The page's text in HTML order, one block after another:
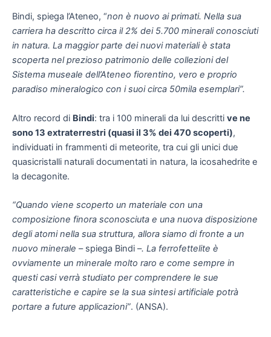
Bindi, spiega l’Ateneo, “non è nuovo ai primati. Nella sua
carriera ha descritto circa il 2% dei 5.700 minerali conosciuti
in natura. La maggior parte dei nuovi materiali è stata
scoperta nel prezioso patrimonio delle collezioni del
Sistema museale dell’Ateneo fiorentino, vero e proprio
paradiso mineralogico con i suoi circa 50mila esemplari”.
Altro record di Bindi: tra i 100 minerali da lui descritti ve ne
sono 13 extraterrestri (quasi il 3% dei 470 scoperti),
individuati in frammenti di meteorite, tra cui gli unici due
quasicristalli naturali documentati in natura, la icosahedrite e
la decagonite.
“Quando viene scoperto un materiale con una
composizione finora sconosciuta e una nuova disposizione
degli atomi nella sua struttura, allora siamo di fronte a un
nuovo minerale – spiega Bindi –. La ferrofettelite è
ovviamente un minerale molto raro e come sempre in
questi casi verrà studiato per comprendere le sue
caratteristiche e capire se la sua sintesi artificiale potrà
portare a future applicazioni”. (ANSA).